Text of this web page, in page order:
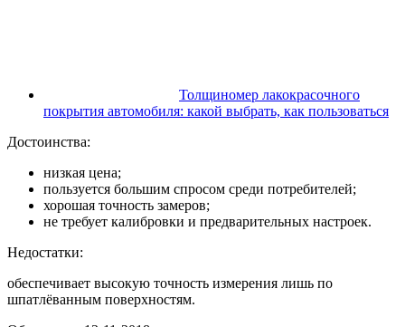
Толщиномер лакокрасочного
покрытия автомобиля: какой выбрать, как пользоваться
Достоинства:
низкая цена;
пользуется большим спросом среди потребителей;
хорошая точность замеров;
не требует калибровки и предварительных настроек.
Недостатки:
обеспечивает высокую точность измерения лишь по
шпатлёванным поверхностям.